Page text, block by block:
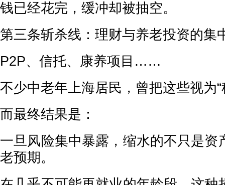
钱已经花完，缓冲却被抽空。
第三条斩杀线：理财与养老投资的集
P2P、信托、康养项目……
不少中老年上海居民，曾把这些视为“
而最终结果是：
一旦风险集中暴露，缩水的不只是资
老预期。